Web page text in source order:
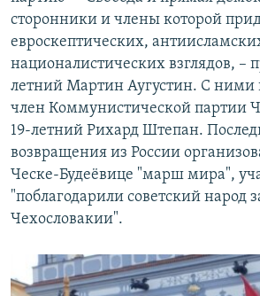
сторонники и члены которой
евроскептических,
националистических взглядов, –
летний Мартин Аугустин. С ними
член Коммунистической партии
19-летний Рихард Штепан.
возвращения из России
Ческе-Будеёвице "марш мира",
"поблагодарили советский народ
Чехословакии".